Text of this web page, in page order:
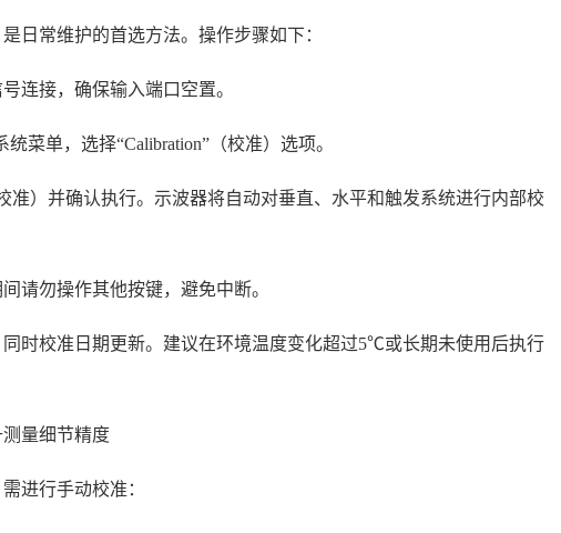
日常维护的首选方法。操作步骤如下：
连接，确保输入端口空置。
菜单，选择“Calibration”（校准）选项。
准）并确认执行。示波器将自动对垂直、水平和触发系统进行内部校
请勿操作其他按键，避免中断。
时校准日期更新。建议在环境温度变化超过5℃或长期未使用后执行
量细节精度
进行手动校准：